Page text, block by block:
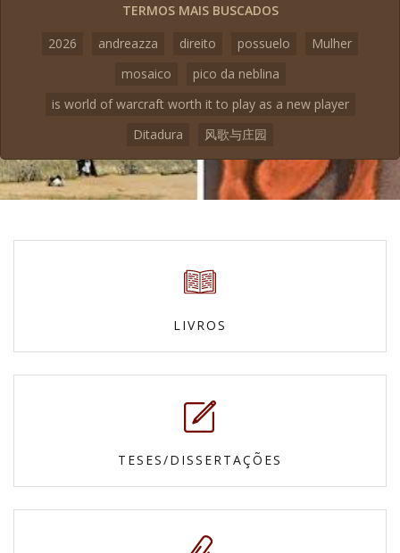
TERMOS MAIS BUSCADOS
2026
andreazza direito possuelo
Mulher
mosaico
pico da neblina
is world of warcraft worth it to play as a new player
Ditadura
风歌与庄园
LIVROS
TESES/DISSERTAÇÕES